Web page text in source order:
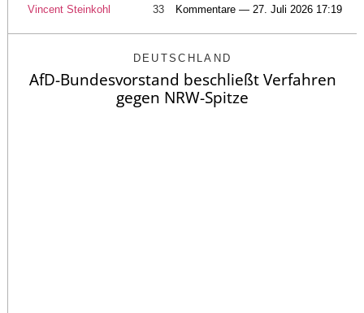
Vincent Steinkohl 33 Kommentare — 27. Juli 2026 17:19
DEUTSCHLAND
AfD-Bundesvorstand beschließt Verfahren
gegen NRW-Spitze